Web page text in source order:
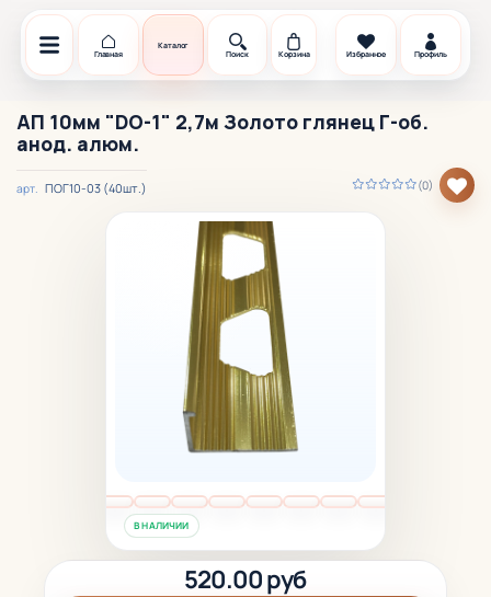
Главная
Каталог
Поиск
Корзина Избранное Профиль
АП 10мм "DO-1" 2,7м Золото глянец Г-об.
анод. алюм.
(0)
арт. ПОГ10-03 (40шт.)
В НАЛИЧИИ
520.00 руб